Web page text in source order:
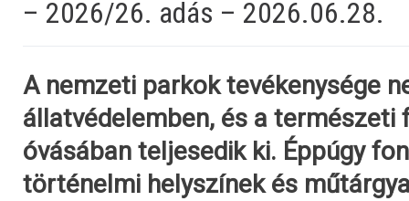
– 2026/26. adás – 2026.06.28.
A nemzeti parkok tevékenysége
állatvédelemben, és a természeti
óvásában teljesedik ki. Éppúgy
történelmi helyszínek és